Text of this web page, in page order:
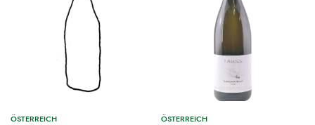
ÖSTERREICH ÖSTERREICH